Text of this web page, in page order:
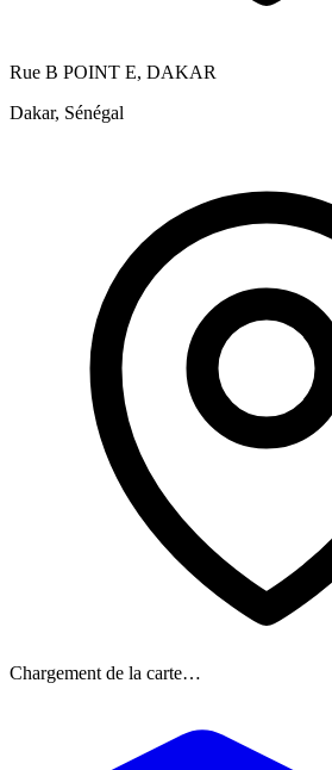
Rue B POINT E, DAKAR
Dakar, Sénégal
Chargement de la carte…